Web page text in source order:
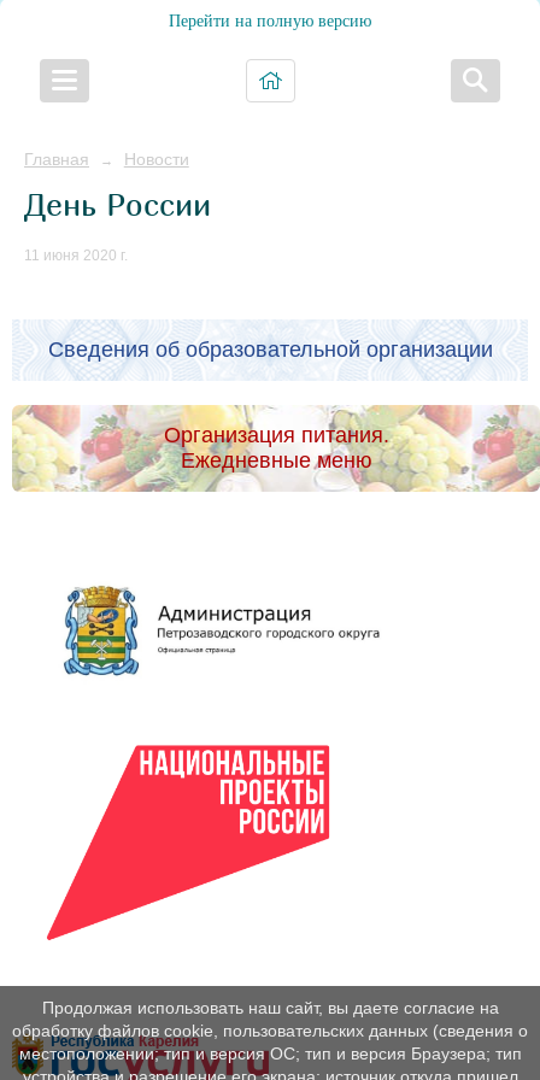
Перейти на полную версию
Главная → Новости
День России
11 июня 2020 г.
Сведения об образовательной организации
Организация питания.
Ежедневные меню
Продолжая использовать наш сайт, вы даете согласие на
обработку файлов cookie, пользовательских данных (сведения о
местоположении; тип и версия ОС; тип и версия Браузера; тип